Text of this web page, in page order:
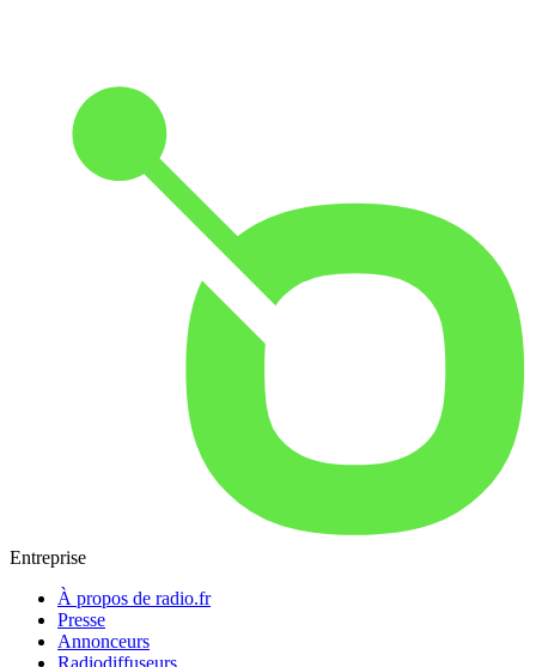
Entreprise
À propos de radio.fr
Presse
Annonceurs